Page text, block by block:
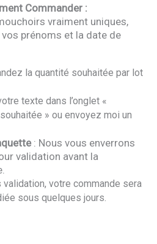
Commander :
vraiment uniques,
prénoms et la date de
la quantité souhaitée par lot
texte dans l’onglet «
» ou envoyez moi un
: Nous vous enverrons
validation avant la
validation, votre commande sera
sous quelques jours.